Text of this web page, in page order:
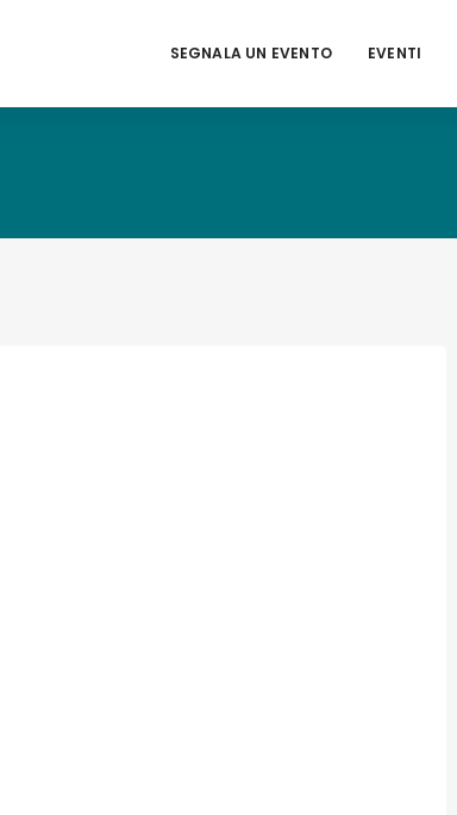
SEGNALA UN EVENTO EVENTI